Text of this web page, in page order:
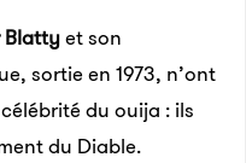
Blattyet son
sortie en 1973, n’ont
du ouija : ils
du Diable.